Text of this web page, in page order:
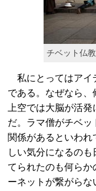
チベット仏
私にとってはアイ
である。なぜなら
上空では大脳が活
だ。ラマ僧がチベッ
関係があるといわれ
しい気分になるの
てられたのも何らか
ーネットが繋がら